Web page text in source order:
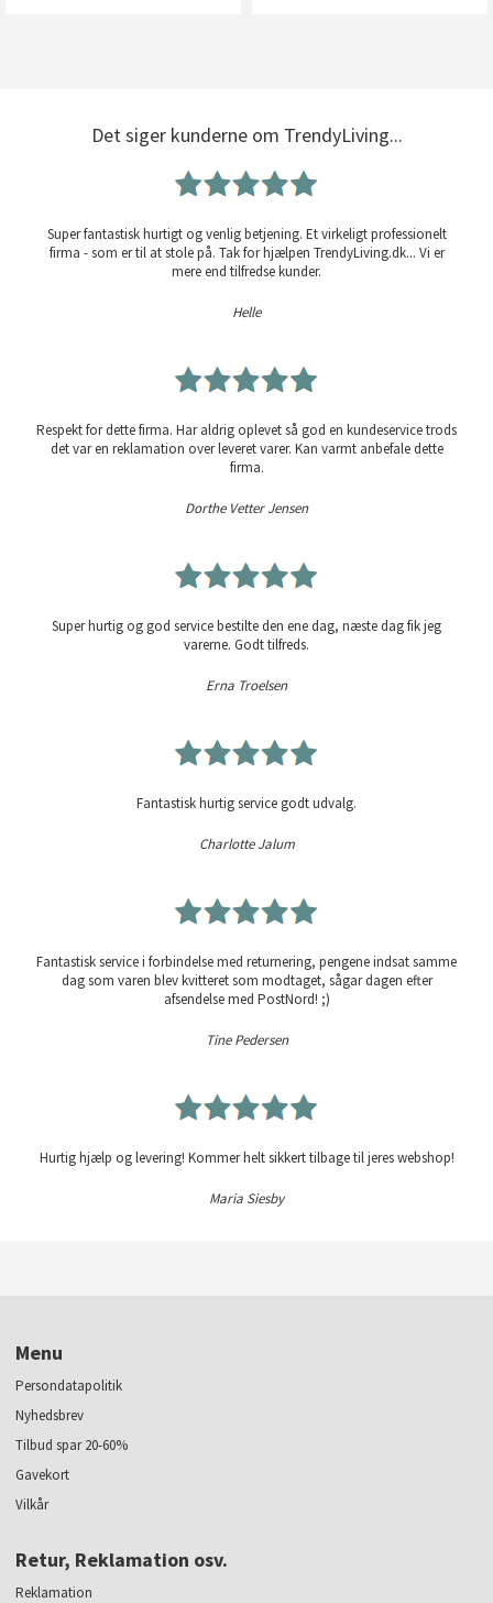
Det siger kunderne om TrendyLiving...
Super fantastisk hurtigt og venlig betjening. Et virkeligt professionelt
firma - som er til at stole på. Tak for hjælpen TrendyLiving.dk... Vi er
mere end tilfredse kunder.
Helle
Respekt for dette firma. Har aldrig oplevet så god en kundeservice trods
det var en reklamation over leveret varer. Kan varmt anbefale dette
firma.
Dorthe Vetter Jensen
Super hurtig og god service bestilte den ene dag, næste dag fik jeg
varerne. Godt tilfreds.
Erna Troelsen
Fantastisk hurtig service godt udvalg.
Charlotte Jalum
Fantastisk service i forbindelse med returnering, pengene indsat samme
dag som varen blev kvitteret som modtaget, sågar dagen efter
afsendelse med PostNord! ;)
Tine Pedersen
Hurtig hjælp og levering! Kommer helt sikkert tilbage til jeres webshop!
Maria Siesby
Menu
Persondatapolitik
Nyhedsbrev
Tilbud spar 20-60%
Gavekort
Vilkår
Retur, Reklamation osv.
Reklamation